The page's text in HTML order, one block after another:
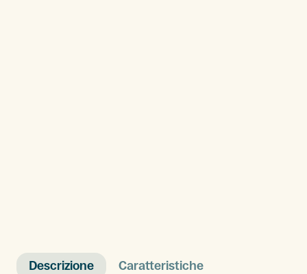
Descrizione Caratteristiche